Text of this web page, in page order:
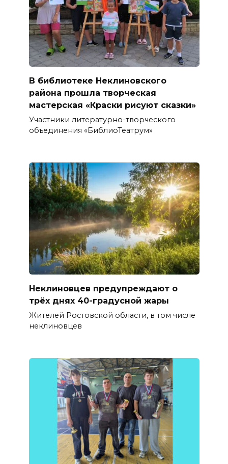
В библиотеке Неклиновского
района прошла творческая
мастерская «Краски рисуют сказки»
Участники литературно-творческого
объединения «БиблиоТеатрум»
Неклиновцев предупреждают о
трёх днях 40-градусной жары
Жителей Ростовской области, в том числе
неклиновцев